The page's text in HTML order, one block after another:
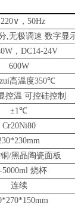
220∨，50Hz
,无极调速 数字显
，DC14-24V
600W
高温度350℃
控温 可控硅控制
±1℃
Cr20Ni80
/黑晶陶瓷面板
5000ml 烧杯
连续